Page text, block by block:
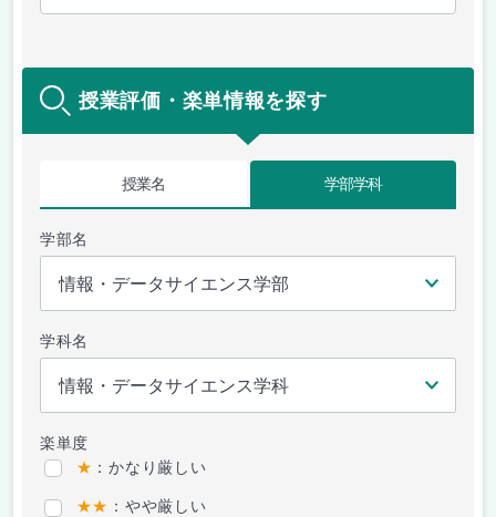
授業評価・楽単情報を探す
授業名 学部学科
学部名
学科名
楽単度
★ ：かなり厳しい
★★ ：やや厳しい